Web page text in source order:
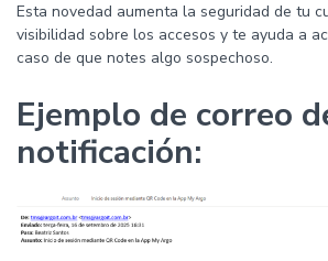
Esta novedad aumenta la seguridad de tu
visibilidad sobre los accesos y te ayuda a
caso de que notes algo sospechoso.
Ejemplo de correo
notificación: